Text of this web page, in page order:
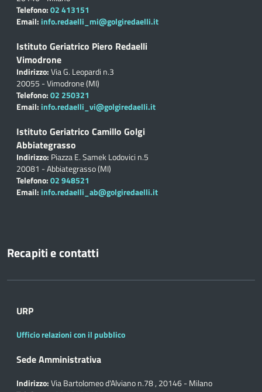
Telefono:02 413151
Email: info.redaelli_mi@golgiredaelli.it
Istituto Geriatrico Piero Redaelli
Vimodrone
Indirizzo:Via G. Leopardi n.3
20055 - Vimodrone (MI)
Telefono:02 250321
Email: info.redaelli_vi@golgiredaelli.it
Istituto Geriatrico Camillo Golgi
Abbiategrasso
Indirizzo: Piazza E. Samek Lodovici n.5
20081 - Abbiategrasso (MI)
Telefono:02 948521
Email: info.redaelli_ab@golgiredaelli.it
Recapiti e contatti
URP
Ufficio relazioni con il pubblico
Sede Amministrativa
Indirizzo:Via Bartolomeo d'Alviano n.78 , 20146 - Milano